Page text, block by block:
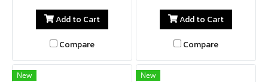
Add to Cart
Compare
Add to Cart
Compare
New New